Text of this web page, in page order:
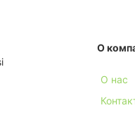
О
О нас